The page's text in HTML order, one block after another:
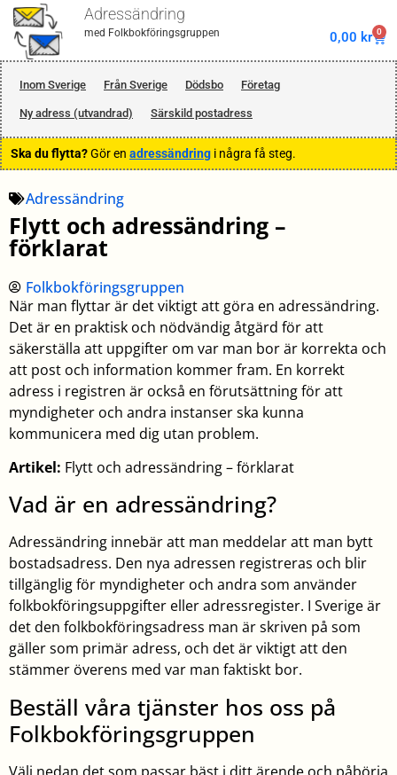
Adressändring
med Folkbokföringsgruppen 0,00 kr 0
Inom Sverige Från Sverige Dödsbo Företag
Ny adress (utvandrad) Särskild postadress
Ska du flytta?Gör en adressändring i några få steg.
Adressändring
Flytt och adressändring –
förklarat
Folkbokföringsgruppen
När man flyttar är det viktigt att göra en adressändring.
Det är en praktisk och nödvändig åtgärd för att
säkerställa att uppgifter om var man bor är korrekta och
att post och information kommer fram. En korrekt
adress i registren är också en förutsättning för att
myndigheter och andra instanser ska kunna
kommunicera med dig utan problem.
Artikel: Flytt och adressändring – förklarat
Vad är en adressändring?
Adressändring innebär att man meddelar att man bytt
bostadsadress. Den nya adressen registreras och blir
tillgänglig för myndigheter och andra som använder
folkbokföringsuppgifter eller adressregister. I Sverige är
det den folkbokföringsadress man är skriven på som
gäller som primär adress, och det är viktigt att den
stämmer överens med var man faktiskt bor.
Beställ våra tjänster hos oss på
Folkbokföringsgruppen